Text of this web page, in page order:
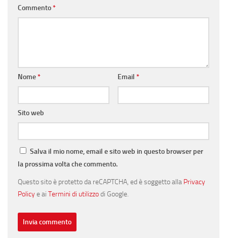
Commento*
Nome* Email *
Sito web
Salva il mio nome, email e sito web in questo browser per
la prossima volta che commento.
Questo sito è protetto da reCAPTCHA, ed è soggetto alla Privacy
Policye ai Termini di utilizzodi Google.